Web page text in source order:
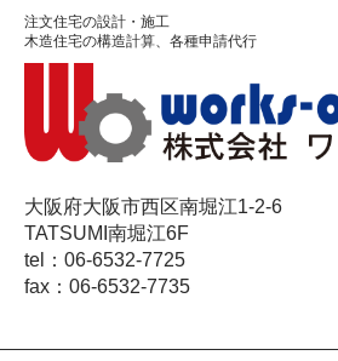
注文住宅の設計・施工
木造住宅の構造計算、各種申請代行
大阪府大阪市西区南堀江1-2-6
TATSUMI南堀江6F
tel：06-6532-7725
fax：06-6532-7735